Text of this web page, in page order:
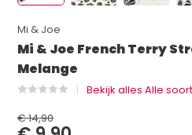
Mi & Joe
Mi & Joe French Terry
Melange
Bekijk alles Alle
€ 14,90